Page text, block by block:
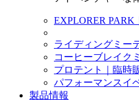
EXPLORER
ライディングミー
コーヒーブレイク
プロテント｜臨時
パフォーマンスイ
製品情報